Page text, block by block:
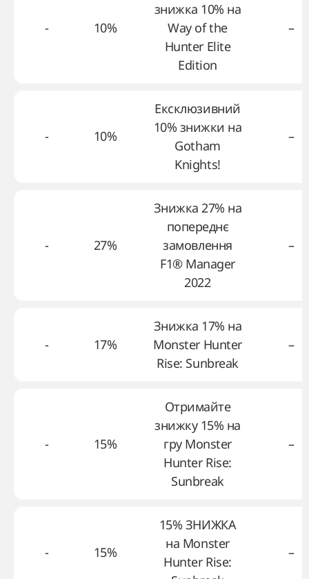
- 10%
знижка 10% на
Way of the
Hunter Elite
Edition
–
- 10%
Ексклюзивний
10% знижки на
Gotham
Knights!
–
- 27%
Знижка 27% на
попереднє
замовлення
F1® Manager
2022
–
- 17%
Знижка 17% на
Monster Hunter
Rise: Sunbreak
–
- 15%
Отримайте
знижку 15% на
гру Monster
Hunter Rise:
Sunbreak
–
- 15%
15% ЗНИЖКА
на Monster
Hunter Rise:
–